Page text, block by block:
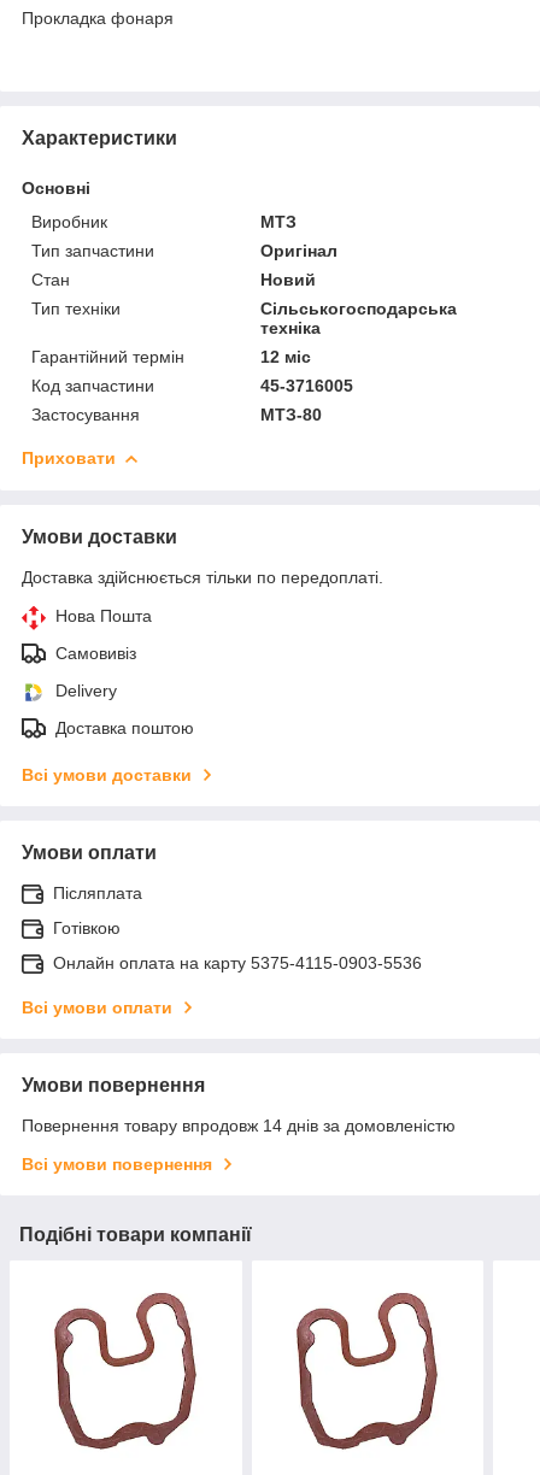
Прокладка фонаря
Характеристики
Основні
Виробник
МТЗ
Тип запчастини
Оригінал
Стан
Новий
Тип техніки
Сільськогосподарська
техніка
Гарантійний термін
12 міс
Код запчастини
45-3716005
Застосування
МТЗ-80
Приховати
Умови доставки
Доставка здійснюється тільки по передоплаті.
Нова Пошта
Самовивіз
Delivery
Доставка поштою
Всі умови доставки
Умови оплати
Післяплата
Готівкою
Онлайн оплата на карту 5375-4115-0903-5536
Всі умови оплати
Умови повернення
Повернення товару впродовж 14 днів за домовленістю
Всі умови повернення
Подібні товари компанії